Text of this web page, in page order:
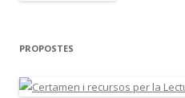
PROPOSTES